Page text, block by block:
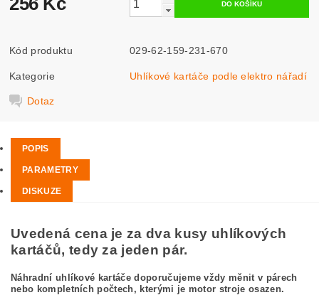
Kód produktu 029-62-159-231-670
Kategorie Uhlíkové kartáče podle elektro nářadí
Dotaz
POPIS
PARAMETRY
DISKUZE
Uvedená cena je za dva kusy uhlíkových
kartáčů, tedy za jeden pár.
Náhradní uhlíkové kartáče doporučujeme vždy měnit v párech
nebo kompletních počtech, kterými je motor stroje osazen.